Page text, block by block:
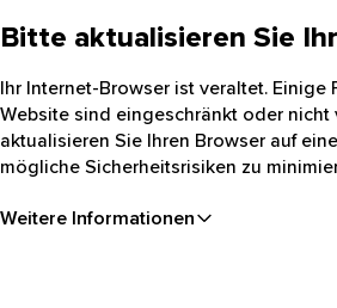
Bitte aktualisieren Sie
Ihr Internet-Browser ist veraltet. Einige
Website sind eingeschränkt oder nicht
aktualisieren Sie Ihren Browser auf
mögliche Sicherheitsrisiken zu
Weitere Informationen